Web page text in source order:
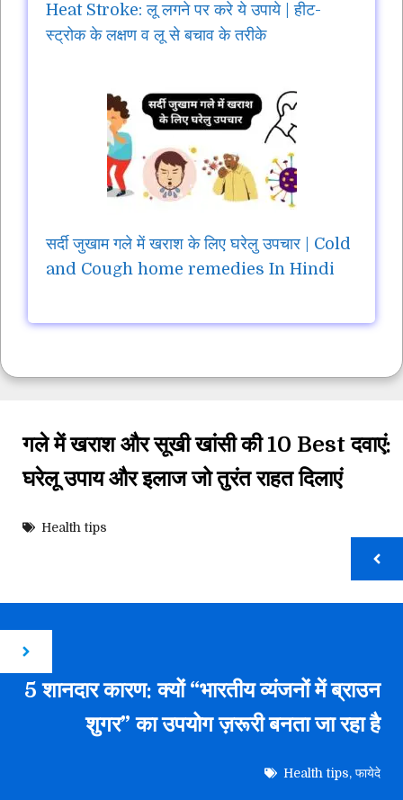
Heat Stroke: लू लगने पर करे ये उपाये | हीट-
स्ट्रोक के लक्षण व लू से बचाव के तरीके
सर्दी जुखाम गले में खराश के लिए घरेलु उपचार | Cold
and Cough home remedies In Hindi
गले में खराश और सूखी खांसी की 10 Best दवाएं:
घरेलू उपाय और इलाज जो तुरंत राहत दिलाएं
Health tips
5 शानदार कारण: क्यों “भारतीय व्यंजनों में ब्राउन
शुगर” का उपयोग ज़रूरी बनता जा रहा है
Health tips, फायेदे